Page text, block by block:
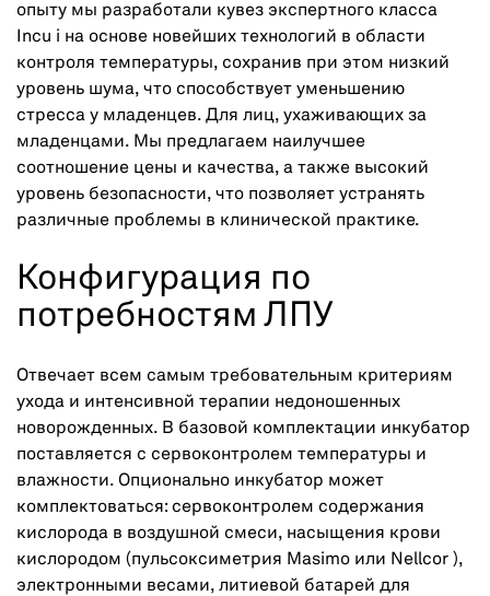
опыту мы разработали кувез экспертного класса
Incu i на основе новейших технологий в области
контроля температуры, сохранив при этом низкий
уровень шума, что способствует уменьшению
стресса у младенцев. Для лиц, ухаживающих за
младенцами. Мы предлагаем наилучшее
соотношение цены и качества, а также высокий
уровень безопасности, что позволяет устранять
различные проблемы в клинической практике.
Конфигурация по
потребностям ЛПУ
Отвечает всем самым требовательным критериям
ухода и интенсивной терапии недоношенных
новорожденных. В базовой комплектации инкубатор
поставляется с сервоконтролем температуры и
влажности. Опционально инкубатор может
комплектоваться: сервоконтролем содержания
кислорода в воздушной смеси, насыщения крови
кислородом (пульсоксиметрия Masimo или Nellcor ),
электронными весами, литиевой батарей для